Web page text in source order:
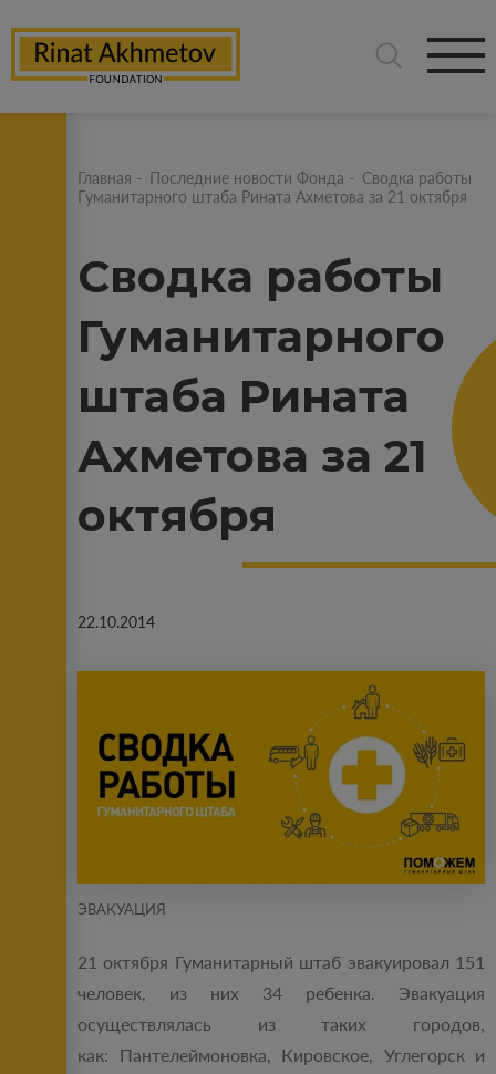
Главная - Последние новости Фонда - Сводка работы
Гуманитарного штаба Рината Ахметова за 21 октября
Сводка работы
Гуманитарного
штаба Рината
Ахметова за 21
октября
22.10.2014
ЭВАКУАЦИЯ
21 октября Гуманитарный штаб эвакуировал 151
человек, из них 34 ребенка. Эвакуация
осуществлялась из таких городов,
как: Пантелеймоновка, Кировское, Углегорск и